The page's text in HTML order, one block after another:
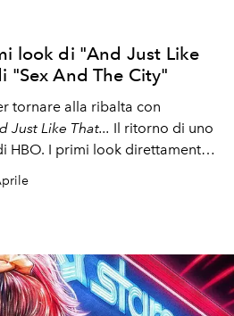
look di "And Just Like
"Sex And The City"
tornare alla ribalta con
Just Like That... Il ritorno di uno
HBO. I primi look direttamente
della serie cult di fine